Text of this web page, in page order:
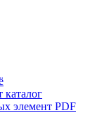
каталог
элемент PDF